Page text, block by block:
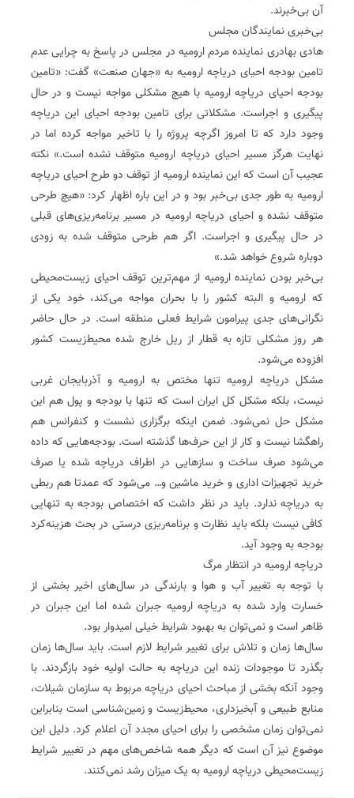
آن بی‌خبرند.
بی‌خبری نمایندگان مجلس
هادی بهادری نماینده مردم ارومیه در مجلس در پاسخ به چرایی عدم
تامین بودجه احیای دریاچه ارومیه به «جهان صنعت» گفت: «تامین
بودجه احیای دریاچه ارومیه با هیچ مشکلی مواجه نیست و در حال
پیگیری و اجراست. مشکلاتی برای تامین بودجه احیای این دریاچه
وجود دارد که تا امروز اگرچه پروژه را با تاخیر مواجه کرده اما در
نهایت هرگز مسیر احیای دریاچه ارومیه متوقف نشده است.» نکته
عجیب آن است که این نماینده ارومیه از توقف دو طرح احیای دریاچه
ارومیه به طور جدی بی‌خبر بود و در این باره اظهار کرد: «هیچ طرحی
متوقف نشده و احیای دریاچه ارومیه در مسیر برنامه‌ریزی‌های قبلی
در حال پیگیری و اجراست. اگر هم طرحی متوقف شده به زودی
دوباره شروع خواهد شد.»
بی‌خبر بودن نماینده ارومیه از مهم‌ترین توقف احیای زیست‌محیطی
که ارومیه و البته کشور را با بحران مواجه می‌کند، خود یکی از
نگرانی‌های جدی پیرامون شرایط فعلی منطقه است. در حال حاضر
هر روز مشکلی تازه به قطار از ریل خارج شده محیط‌زیست کشور
افزوده می‌شود.
مشکل دریاچه ارومیه تنها مختص به ارومیه و آذربایجان غربی
نیست، بلکه مشکل کل ایران است که تنها با بودجه و پول هم این
مشکل حل نمی‌شود. ضمن اینکه برگزاری نشست و کنفرانس هم
راهگشا نیست و کار از این حرف‌ها گذشته است. بودجه‌هایی که داده
می‌شود صرف ساخت و سازهایی در اطراف دریاچه شده یا صرف
خرید تجهیزات اداری و خرید ماشین و‌… می‌شود که عمدتا هم ربطی
به دریاچه ندارد. باید در نظر داشت که اختصاص بودجه به تنهایی
کافی نیست بلکه باید نظارت و برنامه‌ریزی درستی در بحث هزینه‌کرد
بودجه به وجود آید.
دریاچه ارومیه در انتظار مرگ
با توجه به تغییر آب و هوا و بارندگی در سال‌های اخیر بخشی از
خسارت وارد شده به دریاچه ارومیه جبران شده اما این جبران در
ظاهر است و نمی‌توان به بهبود شرایط خیلی امیدوار بود.
سال‌ها زمان و تلاش برای تغییر شرایط لازم است. باید سال‌ها زمان
بگذرد تا موجودات زنده این دریاچه به حالت اولیه خود باز‌گردند. با
وجود آنکه بخشی از مباحث احیای دریاچه مربوط به سازمان شیلات،
منابع طبیعی و آبخیزداری، محیط‌زیست و زمین‌شناسی است بنابراین
نمی‌توان زمان مشخصی را برای احیای مجدد آن اعلام کرد. دلیل این
موضوع نیز آن است که دیگر همه شاخص‌های مهم در تغییر شرایط
زیست‌محیطی دریاچه ارومیه به یک میزان رشد نمی‌کنند.